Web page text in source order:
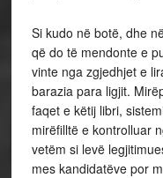
Si kudo në botë, dhe
që do të mendonte e
vinte nga zgjedhjet e
barazia para ligjit.
faqet e këtij libri,
mirëfilltë e kontrolluar
vetëm si levë
mes kandidatëve por